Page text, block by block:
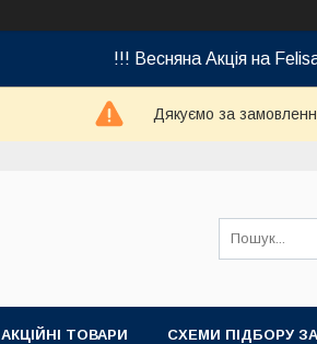
!!! Весняна Акція на
Дякуємо за
АКЦІЙНІ ТОВАРИ СХЕМИ ПІДБОРУ